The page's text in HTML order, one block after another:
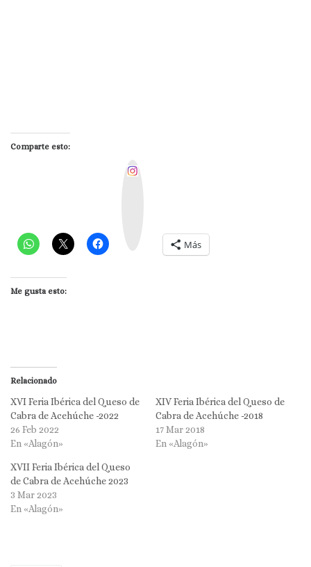
Comparte esto:
Más
Me gusta esto:
Relacionado
XVI Feria Ibérica del Queso de
Cabra de Acehúche -2022
26 Feb 2022
En «Alagón»
XIV Feria Ibérica del Queso de
Cabra de Acehúche -2018
17 Mar 2018
En «Alagón»
XVII Feria Ibérica del Queso
de Cabra de Acehúche 2023
3 Mar 2023
En «Alagón»